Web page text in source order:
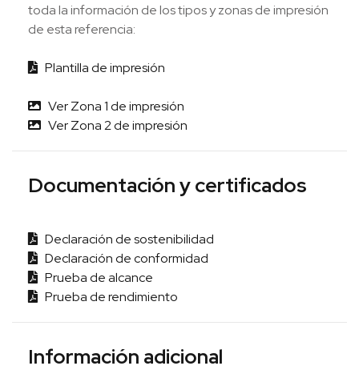
toda la información de los tipos y zonas de impresión
de esta referencia:
Plantilla de impresión
Ver Zona 1 de impresión
Ver Zona 2 de impresión
Documentación y certificados
Declaración de sostenibilidad
Declaración de conformidad
Prueba de alcance
Prueba de rendimiento
Información adicional